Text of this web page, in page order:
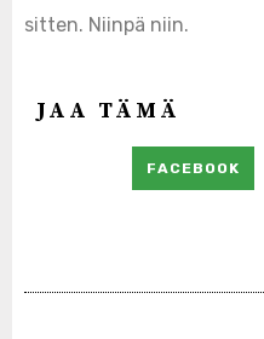
sitten. Niinpä niin.
JAA TÄMÄ
FACEBOOK